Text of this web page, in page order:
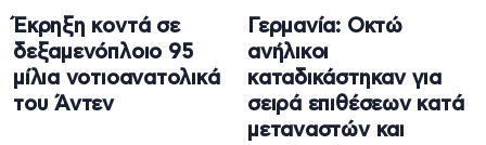
Έκρηξη κοντά σε
δεξαμενόπλοιο 95
μίλια νοτιοανατολικά
του Άντεν
Γερμανία: Οκτώ
ανήλικοι
καταδικάστηκαν για
σειρά επιθέσεων κατά
μεταναστών και